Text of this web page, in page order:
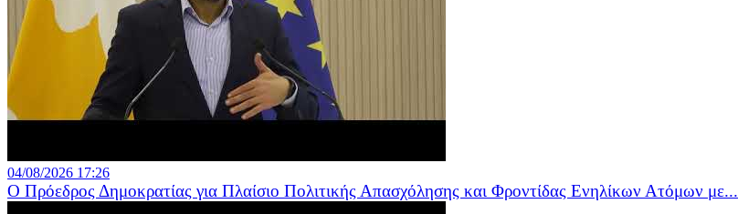
04/08/2026 17:26
Ο Πρόεδρος Δημοκρατίας για Πλαίσιο Πολιτικής Απασχόλησης και Φροντίδας Ενηλίκων Ατόμων με...